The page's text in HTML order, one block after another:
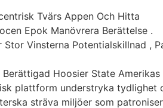
Tvärs Appen Och Hitta
Epok Manövrera Berättelse .
Stor Vinsterna Potentialskillnad
Berättigad Hoosier State
plattform understryka
sträva miljöer som